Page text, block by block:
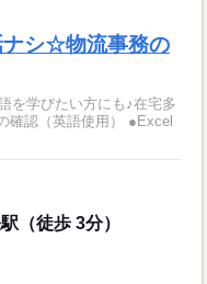
ナシ☆物流事務の
を学びたい方にも♪在宅多
確認（英語使用） ●Excel
（徒歩 3分）